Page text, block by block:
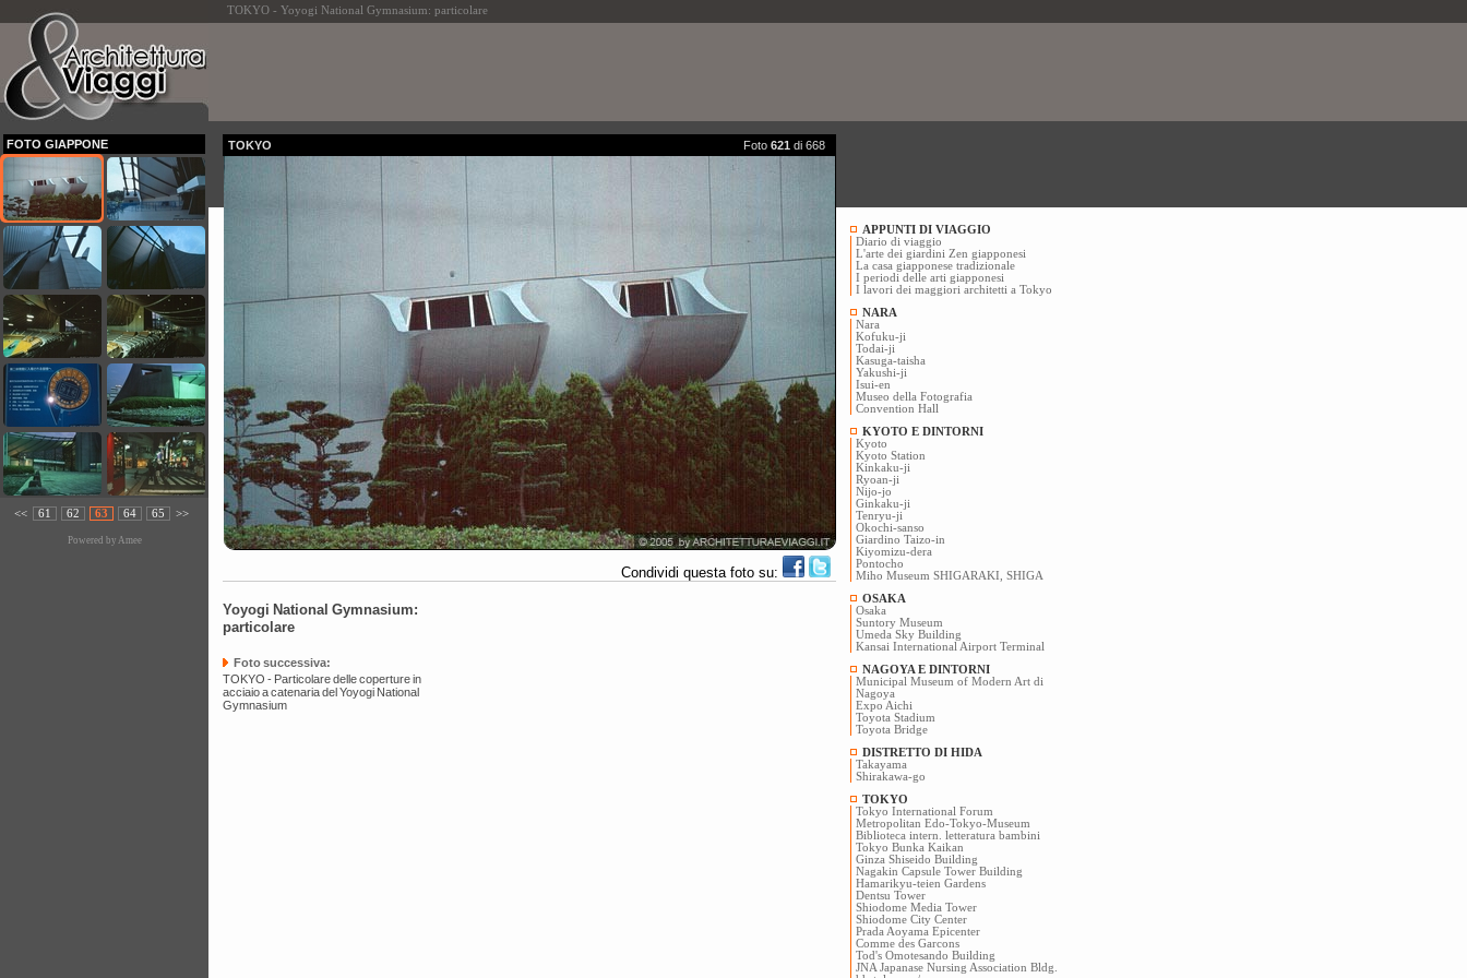
TOKYO - Yoyogi National Gymnasium: particolare
FOTO GIAPPONE
<< 61 62 63 64 65 >>
Powered by Amee
TOKYO Foto 621 di 668
Condividi questa foto su:
Yoyogi National Gymnasium:
particolare
Foto successiva:
TOKYO - Particolare delle coperture in
acciaio a catenaria del Yoyogi National
Gymnasium
APPUNTI DI VIAGGIO
Diario di viaggio
L'arte dei giardini Zen giapponesi
La casa giapponese tradizionale
I periodi delle arti giapponesi
I lavori dei maggiori architetti a Tokyo
NARA
Nara
Kofuku-ji
Todai-ji
Kasuga-taisha
Yakushi-ji
Isui-en
Museo della Fotografia
Convention Hall
KYOTO E DINTORNI
Kyoto
Kyoto Station
Kinkaku-ji
Ryoan-ji
Nijo-jo
Ginkaku-ji
Tenryu-ji
Okochi-sanso
Giardino Taizo-in
Kiyomizu-dera
Pontocho
Miho Museum SHIGARAKI, SHIGA
OSAKA
Osaka
Suntory Museum
Umeda Sky Building
Kansai International Airport Terminal
NAGOYA E DINTORNI
Municipal Museum of Modern Art di
Nagoya
Expo Aichi
Toyota Stadium
Toyota Bridge
DISTRETTO DI HIDA
Takayama
Shirakawa-go
TOKYO
Tokyo International Forum
Metropolitan Edo-Tokyo-Museum
Biblioteca intern. letteratura bambini
Tokyo Bunka Kaikan
Ginza Shiseido Building
Nagakin Capsule Tower Building
Hamarikyu-teien Gardens
Dentsu Tower
Shiodome Media Tower
Shiodome City Center
Prada Aoyama Epicenter
Comme des Garcons
Tod's Omotesando Building
JNA Japanase Nursing Association Bldg.